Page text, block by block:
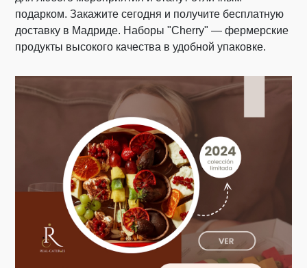
подарком. Закажите сегодня и получите бесплатную
доставку в Мадриде. Наборы "Cherry" — фермерские
продукты высокого качества в удобной упаковке.